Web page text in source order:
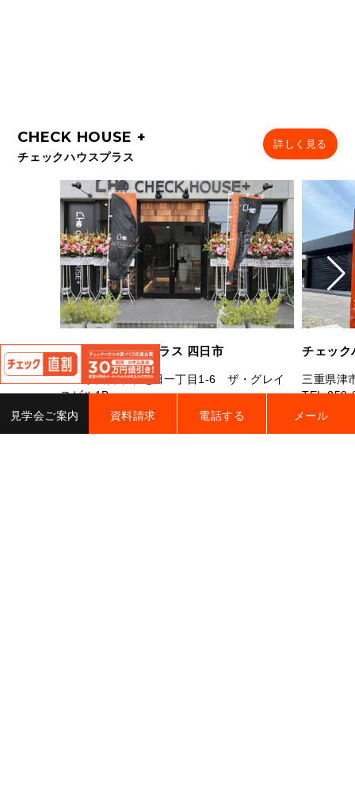
チェックハウスプラス
詳しく見る
チェックハウスプラス 四日市
三重県四日市市芝田一丁目1-6 ザ・グレイ
スビル1B
TEL.
059-327-7181
FAX.059-327-7182
チェック
三重県津
TEL.059-
営業時間
見学会ご案内 資料請求 電話する メール